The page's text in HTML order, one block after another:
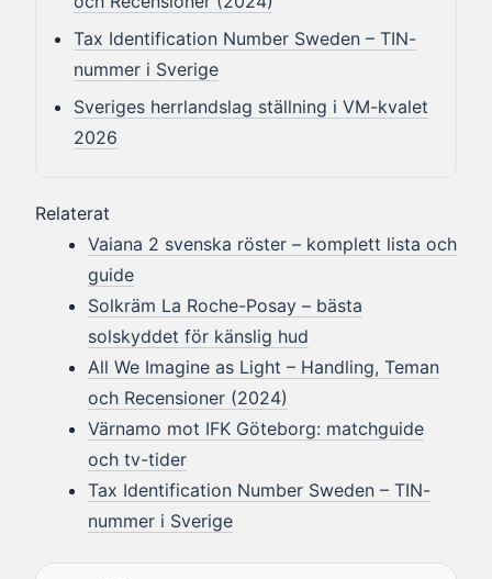
Tax Identification Number Sweden – TIN-
nummer i Sverige
Sveriges herrlandslag ställning i VM-kvalet
2026
Relaterat
Vaiana 2 svenska röster – komplett lista och
guide
Solkräm La Roche-Posay – bästa
solskyddet för känslig hud
All We Imagine as Light – Handling, Teman
och Recensioner (2024)
Värnamo mot IFK Göteborg: matchguide
och tv-tider
Tax Identification Number Sweden – TIN-
nummer i Sverige